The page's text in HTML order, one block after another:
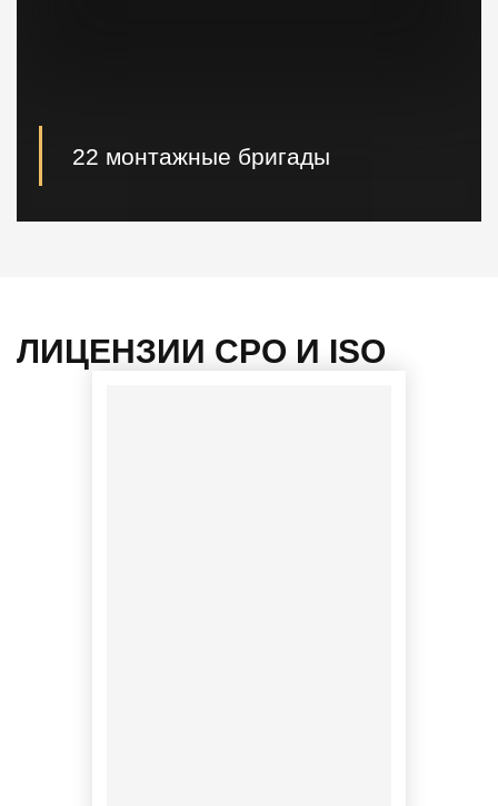
22 монтажные бригады
ЛИЦЕНЗИИ СРО И ISO